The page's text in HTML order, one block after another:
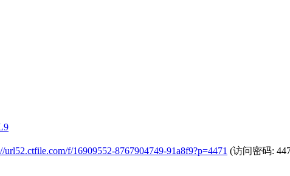
url52.ctfile.com/f/16909552-8767904749-91a8f9?p=4471 (访问密码: